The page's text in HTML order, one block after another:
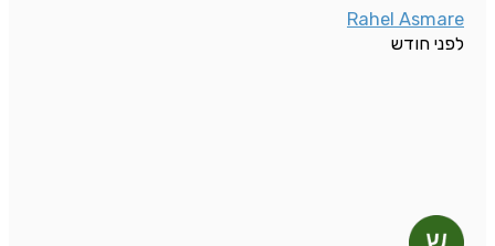
Rahel Asmare
לפני חודש